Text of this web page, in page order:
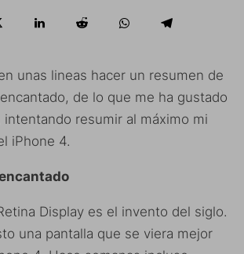
unas lineas hacer un resumen de
de lo que me ha gustado
intentando resumir al máximo mi
iPhone 4.
Display es el invento del siglo.
una pantalla que se viera mejor